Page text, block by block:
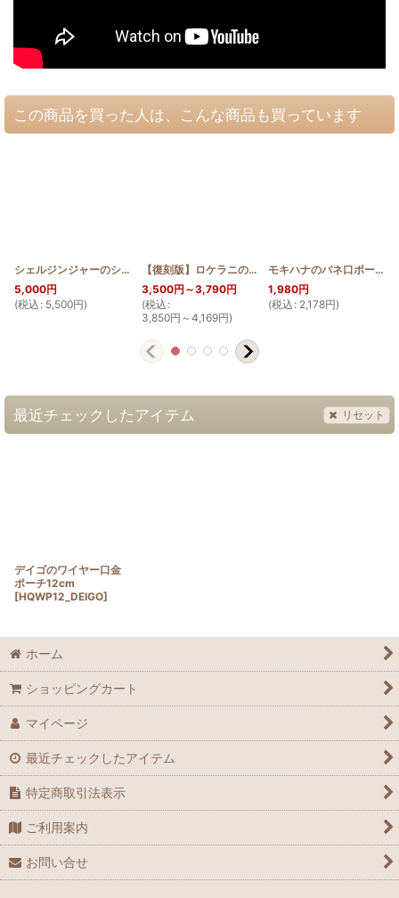
この商品を買った人は、こんな商品も買っています
シェルジンジャーのショルダーバッグ中 [HQBS_S_SGIN]
5,000円
(税込 : 5,500円)
【復刻版】ロケラニのワイヤー口金ポーチ18cm [
3,500円 ～3,790円
(税込 :
3,850円 ～4,169円)
モキハナのバネ口ポーチ マチ付き 12cm
1,980円
(税込 : 2,178円)
最近チェックしたアイテム リセット
デイゴのワイヤー口金
ポーチ12cm
[HQWP12_DEIGO]
ホーム
ショッピングカート
マイページ
最近チェックしたアイテム
特定商取引法表示
ご利用案内
お問い合せ